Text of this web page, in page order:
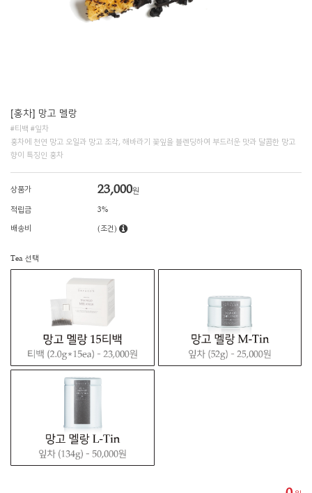
[홍차] 망고 멜랑
#티백 #잎차
홍차에 천연 망고 오일과 망고 조각, 해바라기 꽃잎을 블렌딩하여 부드러운 맛과 달콤한 망고
향이 특징인 홍차
상품가 23,000원
적립금 3%
배송비 (조건)
Tea 선택